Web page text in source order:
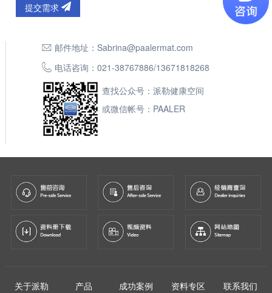
提交需求
邮件地址： Sabrina@paalermat.com
电话咨询： 021-38767886/13671818268
查找公众号：派勒健康空间
或微信帐号：PAALER
关于派勒 产品 成功案例 资料专区 联系我们